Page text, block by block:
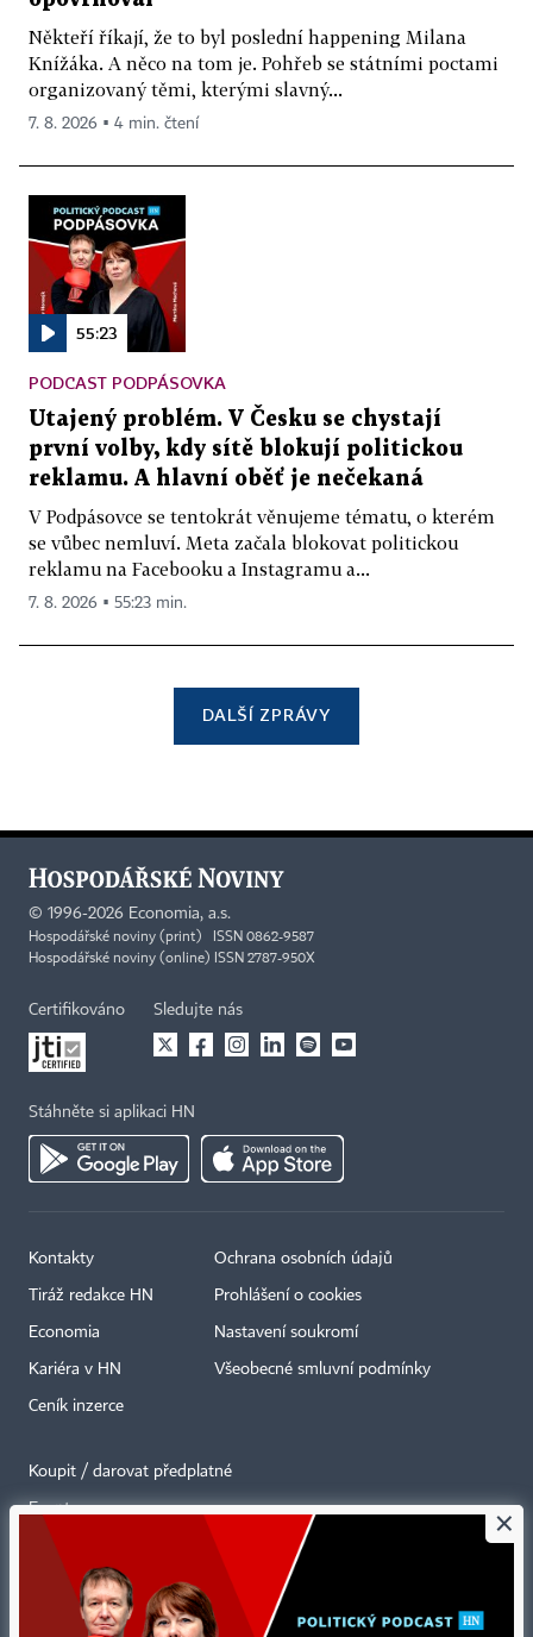
Někteří říkají, že to byl poslední happening Milana
Knížáka. A něco na tom je. Pohřeb se státními poctami
organizovaný těmi, kterými slavný...
7. 8. 2026 ▪ 4 min. čtení
55:23
PODCAST PODPÁSOVKA
Utajený problém. V Česku se chystají
první volby, kdy sítě blokují politickou
reklamu. A hlavní oběť je nečekaná
V Podpásovce se tentokrát věnujeme tématu, o kterém
se vůbec nemluví. Meta začala blokovat politickou
reklamu na Facebooku a Instagramu a...
7. 8. 2026 ▪ 55:23 min.
DALŠÍ ZPRÁVY
© 1996-2026 Economia, a.s.
Hospodářské noviny (print) ISSN 0862-9587
Hospodářské noviny (online) ISSN 2787-950X
Certifikováno Sledujte nás
Stáhněte si aplikaci HN
Kontakty
Tiráž redakce HN
Economia
Kariéra v HN
Ceník inzerce
Ochrana osobních údajů
Prohlášení o cookies
Nastavení soukromí
Všeobecné smluvní podmínky
Koupit / darovat předplatné
Eventy
Newslettery
RSS kanály
×